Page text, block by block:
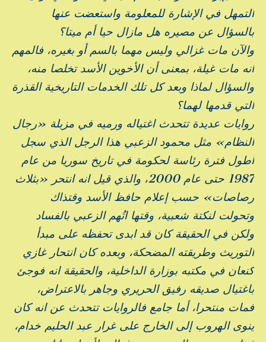
التمهل في الإشارة للمعلومة واستعضت عنها
بالسؤال عن مصيره هل مازال حيا أم ميتا؟
والآن مات غزالي وليس مهما بالسم أو بغيره، فالمهم
انه مات غيلة، بمعنى أن الأخوين الأسد تخلصا منه،
والسؤال لماذا وبعد كل تلك الخدمات التاريخية القذرة
التي قدمها لهما؟
روايات عديدة تتحدث اغتياله ورميه في مزبلة «رجال
النظام» مثل محمود الزعبي هذا الرجل الذي سجل
أطول فترة رئاسة لحكومة في تاريخ سوريا من عام
1987 حتى عام 2000، والذي قيل انه انتحر «بثلاث
رصاصات» حسب إعلام حافظ الأسد وقتذاك
وتحولت لنكتة شعبية، وقتها اتُهم الزعبي بالفساد
ولكن في الحقيقة كان قد ابدى تحفظه على مبدأ
التوريث وطريقته المضحكة، وبعده كان انتحار غازي
كنعان في مكتبه بوزارة الداخلية، والحقيقة انه فوجئ
باغتيال صديقه رفيق الحريري وجاهر بالاعتراض،
فمات منتحرا، أما جامع فالروايات تتحدث عن انه كان
ينوى الهروب إلى الخارج على غرار عبد الحليم خدام،